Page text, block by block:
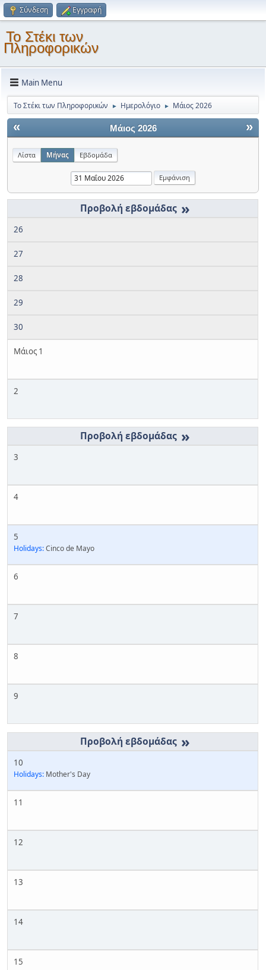
Σύνδεση Εγγραφή
Το Στέκι των
Πληροφορικών
Main Menu
Το Στέκι των Πληροφορικών ► Ημερολόγιο ► Μάιος 2026
« »
Μάιος 2026
Λίστα Μήνας Εβδομάδα
»
26
27
28
29
30
Μάιος 1
2
»
3
4
5
Holidays:Cinco de Mayo
6
7
8
9
»
10
Holidays: Mother's Day
11
12
13
14
15